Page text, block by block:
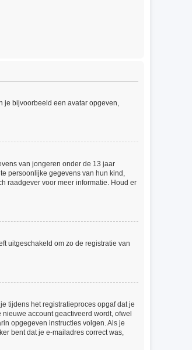
je bijvoorbeeld een avatar opgeven,
van jongeren onder de 13 jaar
persoonlijke gegevens van hun kind,
raadgever voor meer informatie. Houd er
uitgeschakeld om zo de registratie van
tijdens het registratieproces opgaf dat je
account geactiveerd wordt, ofwel
opgegeven instructies volgen. Als je
bent dat je e-mailadres correct was,